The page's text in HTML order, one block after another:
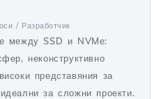
/ Разработчик
между SSD и NVMe:
неконструктивно
представяния за
за сложни проекти.